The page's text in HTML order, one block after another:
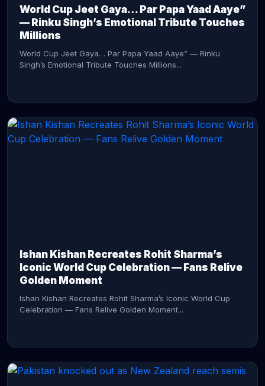
World Cup Jeet Gaya… Par Papa Yaad Aaye”
— Rinku Singh’s Emotional Tribute Touches
Millions
World Cup Jeet Gaya… Par Papa Yaad Aaye” — Rinku
Singh’s Emotional Tribute Touches Millions...
Ishan Kishan Recreates Rohit Sharma’s
Iconic World Cup Celebration — Fans Relive
Golden Moment
Ishan Kishan Recreates Rohit Sharma’s Iconic World Cup
Celebration — Fans Relive Golden Moment...